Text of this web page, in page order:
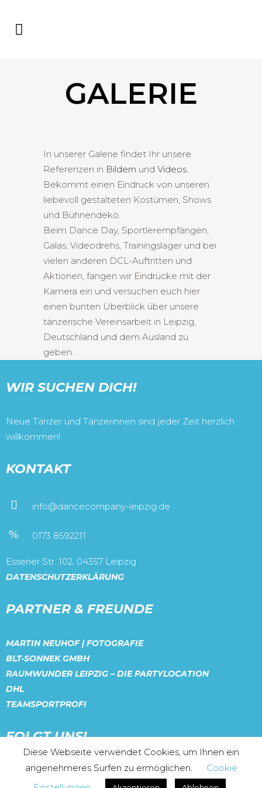
GALERIE
In unserer Galerie findet Ihr unsere
Referenzen in Bildern und Videos.
Bekommt einen Eindruck von unseren
liebevoll gestalteten Kostümen, Shows
und Bühnendeko.
Beim Dance Day, Sportlerempfängen,
Galas, Videodrehs, Trainingslager und bei
vielen anderen DCL-Auftritten und
Aktionen, fangen wir Eindrücke mit der
Kamera ein und versuchen euch hier
einen bunten Überblick über unsere
tänzerische Vereinsarbeit in Leipzig,
Deutschland und dem Ausland zu
geben.
WIR SUCHEN DICH!
Neue Tänzer und Tänzerinnen sind jeder Zeit herzlich
willkommen!
KONTAKT
info@dancecompany-leipzig.de
0173 8592211
Essener Str. 102, 04357 Leipzig
DATENSCHUTZERKLÄRUNG
PARTNER & FREUNDE
MARTIN NEUHOF | FOTOGRAFIE
BLT-SONNEK GMBH
RAUMWUNDER LEIPZIG – DIE PARTYLOCATION
DHL
TEAMSPORTPROFI
FOLGT UNS!
Diese Webseite verwendet Cookies, um Ihnen ein
angenehmeres Surfen zu ermöglichen.
Cookie